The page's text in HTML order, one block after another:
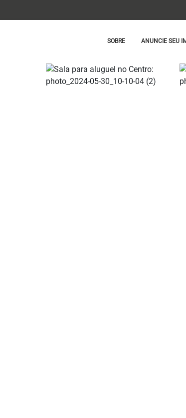
SOBRE ANUNCIE SEU